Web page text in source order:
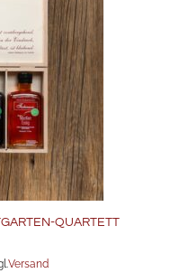
QUARTETT
Versand